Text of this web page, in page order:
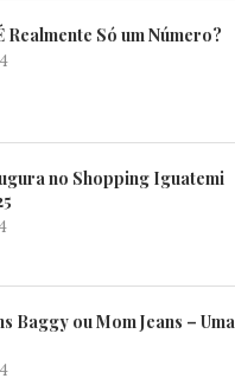
Realmente Só um Número?
no Shopping Iguatemi
Baggy ou Mom Jeans – Uma